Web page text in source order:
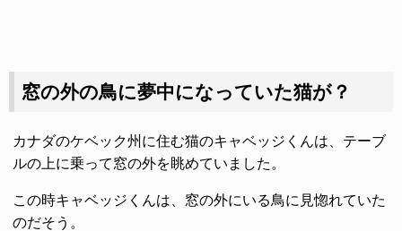
窓の外の鳥に夢中になっていた猫が？
カナダのケベック州に住む猫のキャベッジくんは、テーブ
ルの上に乗って窓の外を眺めていました。
この時キャベッジくんは、窓の外にいる鳥に見惚れていた
のだそう。